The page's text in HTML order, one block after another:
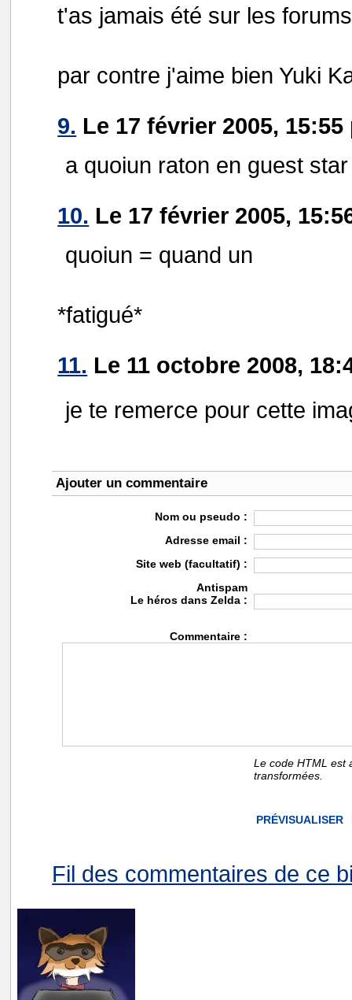
t'as jamais été sur les
par contre j'aime bien Yuki
9. Le 17 février 2005,
a quoiun raton en guest
10. Le 17 février 2005,
quoiun = quand un
*fatigué*
11. Le 11 octobre 2008,
je te remerce pour cette
Ajouter un commentaire
Nom ou pseudo :
Adresse email :
Site web (facultatif) :
Antispam
Le héros dans Zelda :
Commentaire :
Le code HTML est
transformées.
Fil des commentaires de ce